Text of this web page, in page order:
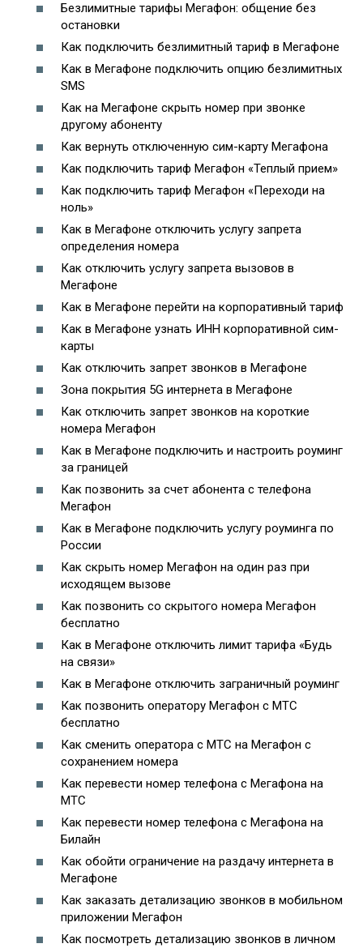
Безлимитные тарифы Мегафон: общение без
остановки
Как подключить безлимитный тариф в Мегафоне
Как в Мегафоне подключить опцию безлимитных
SMS
Как на Мегафоне скрыть номер при звонке
другому абоненту
Как вернуть отключенную сим-карту Мегафона
Как подключить тариф Мегафон «Теплый прием»
Как подключить тариф Мегафон «Переходи на
ноль»
Как в Мегафоне отключить услугу запрета
определения номера
Как отключить услугу запрета вызовов в
Мегафоне
Как в Мегафоне перейти на корпоративный тариф
Как в Мегафоне узнать ИНН корпоративной сим-
карты
Как отключить запрет звонков в Мегафоне
Зона покрытия 5G интернета в Мегафоне
Как отключить запрет звонков на короткие
номера Мегафон
Как в Мегафоне подключить и настроить роуминг
за границей
Как позвонить за счет абонента с телефона
Мегафон
Как в Мегафоне подключить услугу роуминга по
России
Как скрыть номер Мегафон на один раз при
исходящем вызове
Как позвонить со скрытого номера Мегафон
бесплатно
Как в Мегафоне отключить лимит тарифа «Будь
на связи»
Как в Мегафоне отключить заграничный роуминг
Как позвонить оператору Мегафон с МТС
бесплатно
Как сменить оператора с МТС на Мегафон с
сохранением номера
Как перевести номер телефона с Мегафона на
МТС
Как перевести номер телефона с Мегафона на
Билайн
Как обойти ограничение на раздачу интернета в
Мегафоне
Как заказать детализацию звонков в мобильном
приложении Мегафон
Как посмотреть детализацию звонков в личном